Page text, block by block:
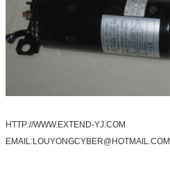
HTTP://WWW.EXTEND-YJ.COM
EMAIL:LOUYONGCYBER@HOTMAIL.COM